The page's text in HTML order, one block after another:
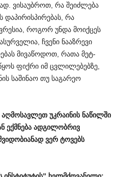
ვისაუბროთ, რა შეიძლება
დაპირისპირებას, რა
როგორ უნდა მოიქცეს
ჩვენი ნააზრევი
მივაწოდოთ, რათა მეტ-
ფიქრი იმ ცვლილებებზე,
საშინაო თუ საგარეო
აღმოსავლეთ უკრაინის ნაწილში
ექმნება ადგილობრივ
ვერ ტოვებს